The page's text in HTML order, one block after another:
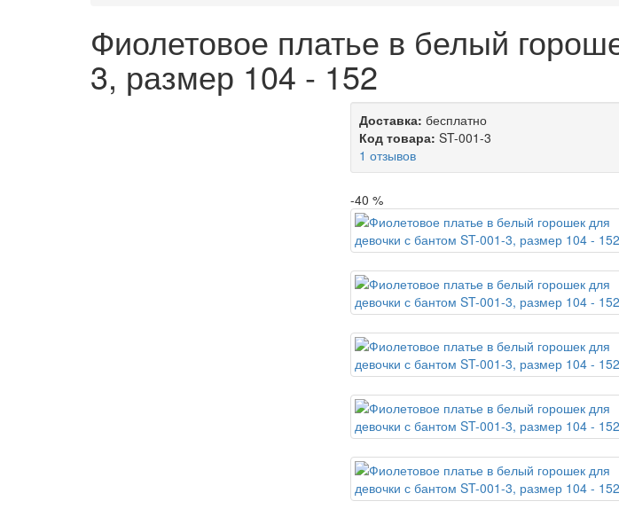
Фиолетовое платье в белый
3, размер 104 - 152
Доставка: бесплатно
Код товара: ST-001-3
1 отзывов
-40 %